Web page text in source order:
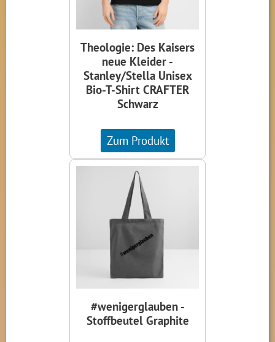
Theologie: Des Kaisers
neue Kleider -
Stanley/Stella Unisex
Bio-T-Shirt CRAFTER
Schwarz
Zum Produkt
#wenigerglauben -
Stoffbeutel Graphite